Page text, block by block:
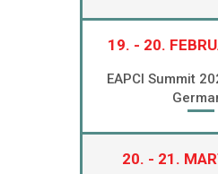
19. - 20.
EAPCI Summit
20. - 21.